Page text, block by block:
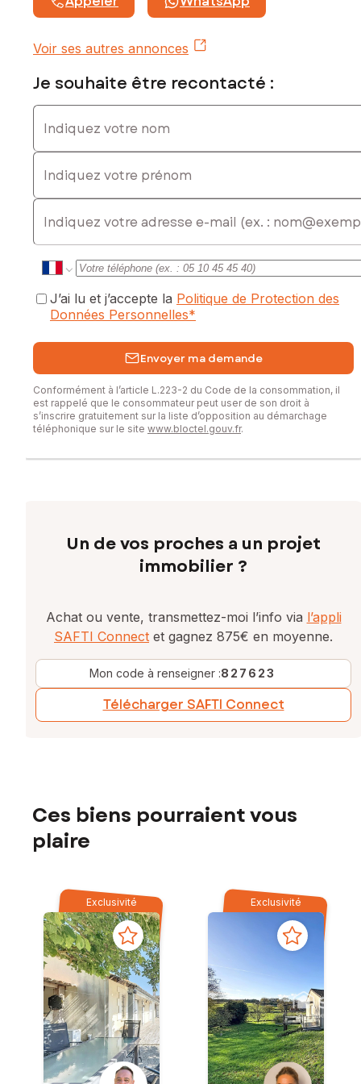
commercial immatriculé au RSAC de ANGOULÊME sous le
Voir ses autres annonces
Je souhaite être recontacté :
Indiquez votre nom
Indiquez votre prénom
E-mail
J’ai lu et j’accepte la Politique de Protection des
Données Personnelles*
Envoyer ma demande
Conformément à l’article L.223-2 du Code de la consommation, il
est rappelé que le consommateur peut user de son droit à
s’inscrire gratuitement sur la liste d’opposition au démarchage
téléphonique sur le site www.bloctel.gouv.fr.
Un de vos proches a un projet
immobilier ?
Achat ou vente, transmettez-moi l’info via l’appli
SAFTI Connect et gagnez 875€ en moyenne.
Mon code à renseigner :827623
Télécharger SAFTI Connect
Ces biens pourraient vous
plaire
Exclusivité Exclusivité